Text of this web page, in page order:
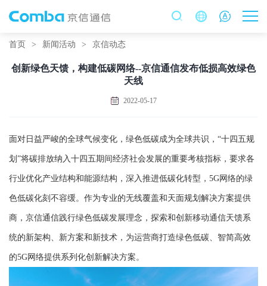
首页 > 新闻活动 > 京信动态
创新绿色天馈，构建低碳网络--京信通信发布低损高效绿色
天线
2022-05-17
面对日益严峻的全球气候变化，绿色低碳成为全球共识，“十四五规
划”将碳排放纳入十四五期间经济社会发展的重要考核指标，要求各
行业优化产业结构和能源结构，深入推进低碳化转型，5G网络的绿
色低碳化刻不容缓。作为专业的无线覆盖和天面规划解决方案提供
商，京信通信践行绿色低碳发展理念，探索和创新移动通信天馈系
统的新架构、新方案和新技术，为运营商打造绿色低碳、智简高效
的5G网络提供系列化创新解决方案。